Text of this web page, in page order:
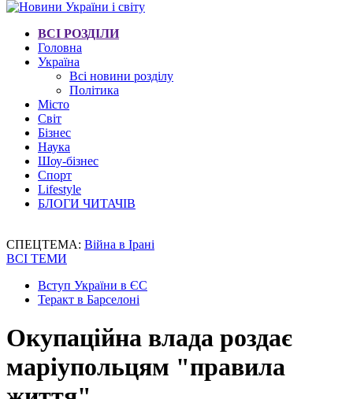
ВСІ РОЗДІЛИ
Головна
Україна
Всі новини розділу
Політика
Місто
Світ
Бізнес
Наука
Шоу-бізнес
Спорт
Lifestyle
БЛОГИ ЧИТАЧІВ
СПЕЦТЕМА: Війна в Ірані
ВСІ ТЕМИ
Вступ України в ЄС
Теракт в Барселоні
Окупаційна влада роздає
маріупольцям "правила